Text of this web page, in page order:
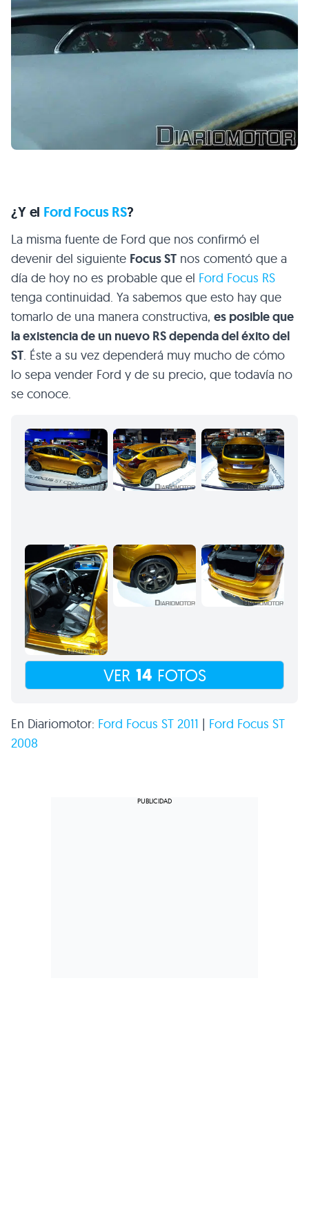
¿Y el Ford Focus RS?
La misma fuente de Ford que nos confirmó el
devenir del siguiente Focus ST nos comentó que a
día de hoy no es probable que el Ford Focus RS
tenga continuidad. Ya sabemos que esto hay que
tomarlo de una manera constructiva, es posible que
la existencia de un nuevo RS dependa del éxito del
ST. Éste a su vez dependerá muy mucho de cómo
lo sepa vender Ford y de su precio, que todavía no
se conoce.
VER 14 FOTOS
En Diariomotor: Ford Focus ST 2011 | Ford Focus ST
2008